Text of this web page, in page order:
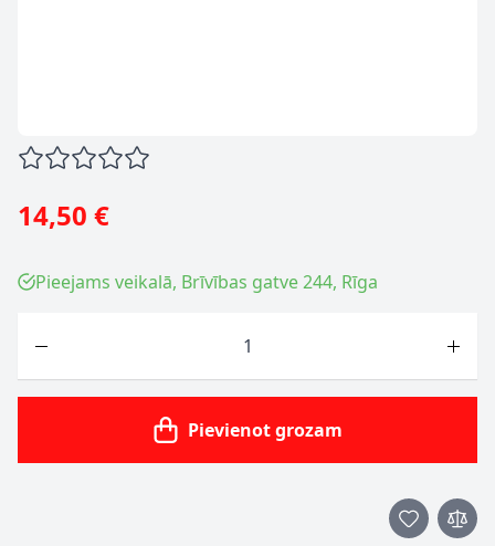
14,50 €
Pieejams veikalā, Brīvības gatve 244, Rīga
Pievienot grozam